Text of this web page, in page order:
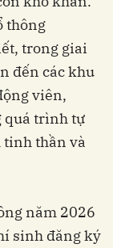
thông
trong giai
đến các khu
viên,
quá trình tự
tinh thần và
năm 2026
sinh đăng ký